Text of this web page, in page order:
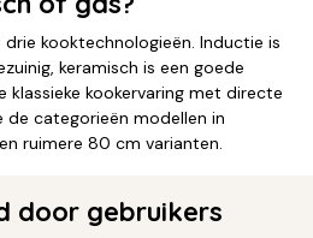
drie kooktechnologieën. Inductie is
keramisch is een goede
kookervaring met directe
de categorieën modellen in
ruimere 80 cm varianten.
door gebruikers